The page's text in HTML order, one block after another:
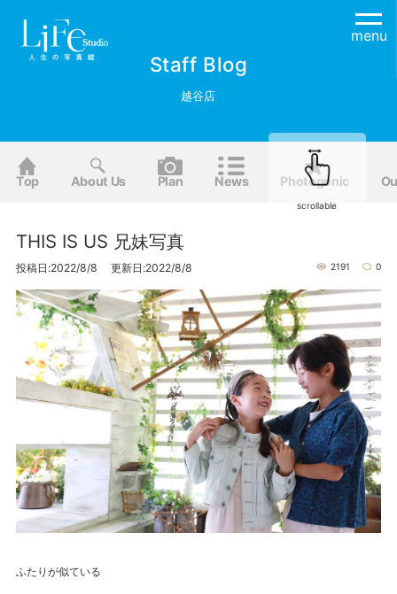
menu
Staff Blog
越谷店
Top About Us Plan News Photogenic
scrollable
THIS IS US 兄妹写真
投稿日:2022/8/8 更新日:2022/8/8 2191 0
ふたりが似ている